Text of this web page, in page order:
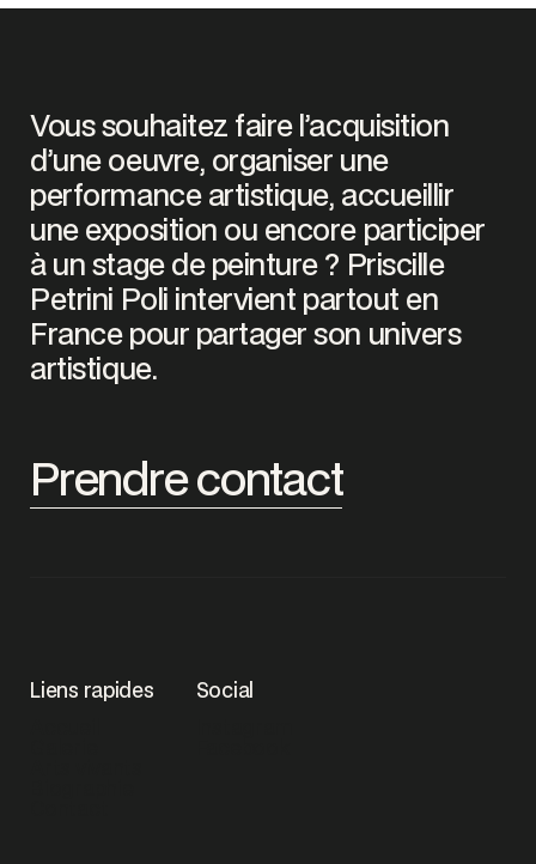
Vous souhaitez faire l’acquisition
d’une oeuvre, organiser une
performance artistique, accueillir
une exposition ou encore participer
à un stage de peinture ? Priscille
Petrini Poli intervient partout en
France pour partager son univers
artistique.
Prendre contact
Liens rapides
Social